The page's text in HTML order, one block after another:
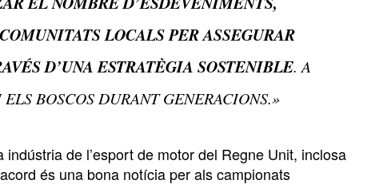
LOCALS PER ASSEGURAR
D’UNA ESTRATÈGIA SOSTENIBLE. A
BOSCOS DURANT GENERACIONS.»
de l’esport de motor del Regne Unit, inclosa
és una bona notícia per als campionats